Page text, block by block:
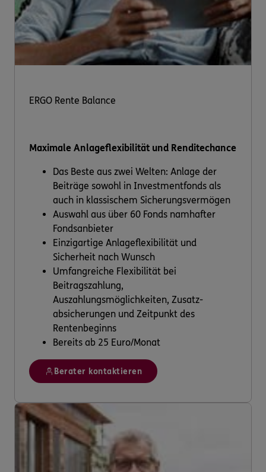
ERGO Rente Balance
Maximale Anlageflexibilität und Renditechance
Das Beste aus zwei Welten: Anlage der
Beiträge sowohl in Investmentfonds als
auch in klassischem Sicherungsvermögen
Auswahl aus über 60 Fonds namhafter
Fondsanbieter
Einzigartige Anlageflexibilität und
Sicherheit nach Wunsch
Umfangreiche Flexibilität bei
Beitragszahlung,
Auszahlungsmöglichkeiten, Zusatz-
absicherungen und Zeitpunkt des
Rentenbeginns
Bereits ab 25 Euro/Monat
Berater kontaktieren